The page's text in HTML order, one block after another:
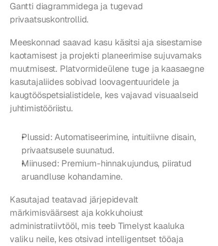
Gantti diagrammidega ja tugevad
privaatsuskontrollid.
Meeskonnad saavad kasu käsitsi aja sisestamise
kaotamisest ja projekti planeerimise sujuvamaks
muutmisest. Platvormideülene tuge ja kaasaegne
kasutajaliides sobivad loovagentuuridele ja
kaugtööspetsialistidele, kes vajavad visuaalseid
juhtimistööriistu.
Plussid: Automatiseerimine, intuitiivne disain,
privaatsusele suunatud.
Miinused: Premium-hinnakujundus, piiratud
aruandluse kohandamine.
Kasutajad teatavad järjepidevalt
märkimisväärsest aja kokkuhoiust
administratiivtööl, mis teeb Timelyst kaaluka
valiku neile, kes otsivad intelligentset tööaja